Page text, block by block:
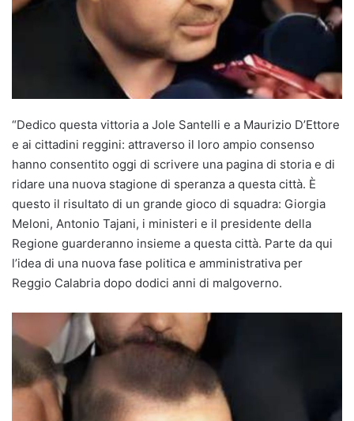
“Dedico questa vittoria a Jole Santelli e a Maurizio D’Ettore
e ai cittadini reggini: attraverso il loro ampio consenso
hanno consentito oggi di scrivere una pagina di storia e di
ridare una nuova stagione di speranza a questa città. È
questo il risultato di un grande gioco di squadra: Giorgia
Meloni, Antonio Tajani, i ministeri e il presidente della
Regione guarderanno insieme a questa città. Parte da qui
l’idea di una nuova fase politica e amministrativa per
Reggio Calabria dopo dodici anni di malgoverno.